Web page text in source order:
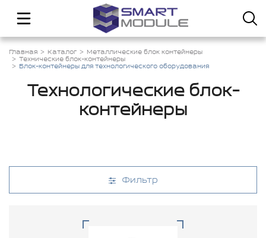
Главная Каталог
Металлические блок контейнеры
Технические блок-контейнеры
Блок-контейнеры для технологического оборудования
Технологические блок-
контейнеры
Фильтр